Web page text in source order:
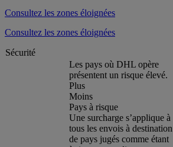
Consultez les zones éloignées
Consultez les zones éloignées
Sécurité
Les pays où DHL opère
présentent un risque élevé.
Plus
Moins
Pays à risque
Une surcharge s’applique à
tous les envois à destination
de pays jugés comme étant